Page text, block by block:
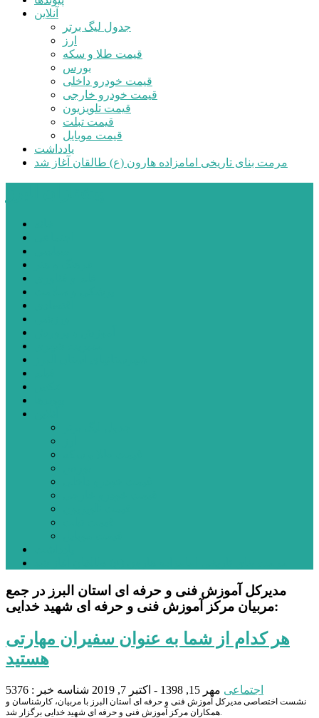
آنلاین
جدول لیگ برتر
ارز
قیمت طلا و سکه
بورس
قیمت خودرو داخلی
قیمت خودرو خارجی
قیمت تلویزیون
قیمت تبلت
قیمت موبایل
یادداشت
مرمت بنای تاریخی امامزاده هارون (ع) طالقان آغاز شد
مدیرکل آموزش فنی و حرفه ای استان البرز در جمع
مربیان مرکز آموزش فنی و حرفه ای شهید خدایی:
هر کدام از شما به عنوان سفیران مهارتی
هستید
اجتماعی مهر 15, 1398 - اکتبر 7, 2019 شناسه خبر : 5376
نشست اختصاصی مدیرکل آموزش فنی و حرفه ای استان البرز با مربیان، کارشناسان و
همکاران مرکز آموزش فنی و حرفه ای شهید خدایی برگزار شد.